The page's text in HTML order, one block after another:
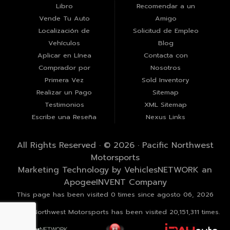
Libro
Vende Tu Auto
Localización de
Vehículos
Aplicar en Línea
Comprador por
Primera Vez
Realizar un Pago
Testimonios
Escribe una Reseña
Recomendar a un
Amigo
Solicitud de Empleo
Blog
Contacta con
Nosotros
Sold Inventory
Sitemap
XML Sitemap
Nexus Links
All Rights Reserved · © 2026 · Pacific Northwest
Motorsports
Marketing Technology by VehiclesNETWORK an
ApogeeINVENT Company
This page has been visited 0 times since agosto 06, 2026
Pacific Northwest Motorsports has been visited 20,151,311 times.